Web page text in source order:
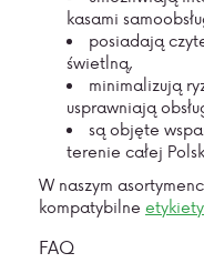
kasami
posiadają
świetlną,
minimalizują
usprawniają
są objęte
terenie całej
W naszym
kompatybilne etykiety
FAQ